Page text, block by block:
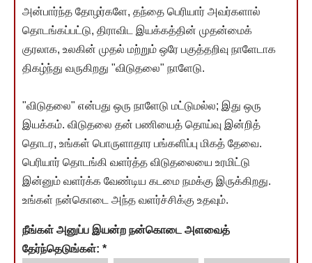
அன்பார்ந்த தோழர்களே, தந்தை பெரியார் அவர்களால்
தொடங்கப்பட்டு, திராவிட இயக்கத்தின் முதன்மைக்
குரலாக, உலகின் முதல் மற்றும் ஒரே பகுத்தறிவு நாளேடாக
திகழ்ந்து வருகிறது "விடுதலை" நாளேடு.
"விடுதலை" என்பது ஒரு நாளேடு மட்டுமல்ல; இது ஒரு
இயக்கம். விடுதலை தன் பணியைத் தொய்வு இன்றித்
தொடர, உங்கள் பொருளாதார பங்களிப்பு மிகத் தேவை.
பெரியார் தொடங்கி வளர்த்த விடுதலையை உரமிட்டு
இன்னும் வளர்க்க வேண்டிய கடமை நமக்கு இருக்கிறது.
உங்கள் நன்கொடை அந்த வளர்ச்சிக்கு உதவும்.
நீங்கள் அனுப்ப இயன்ற நன்கொடை அளவைத்
தேர்ந்தெடுங்கள்: *